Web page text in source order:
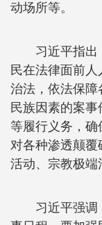
动场所等。
习近平指出
民在法律面前
治法，依法保
民族因素的案
等履行义务，确
对各种渗透颠覆
活动、宗教极端
习近平强调